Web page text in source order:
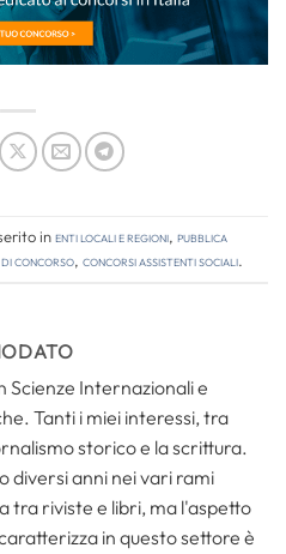
inEnti locali e regioni, Pubblica
di concorso, concorsi assistenti sociali.
Scienze Internazionali e
Tanti i miei interessi, tra
storico e la scrittura.
diversi anni nei vari rami
tra riviste e libri, ma l'aspetto
in questo settore è